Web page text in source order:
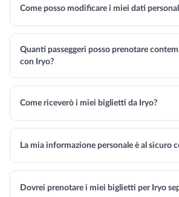
Come posso modificare i miei dati
Quanti passeggeri posso prenotare
con Iryo?
Come riceverò i miei biglietti da Iryo?
La mia informazione personale è al sicuro
Dovrei prenotare i miei biglietti per Iryo